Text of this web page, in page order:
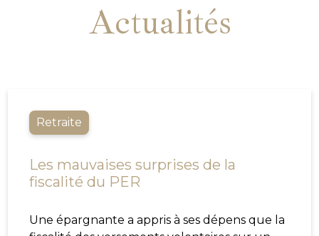
Actualités
Retraite
Les mauvaises surprises de la
fiscalité du PER
Une épargnante a appris à ses dépens que la